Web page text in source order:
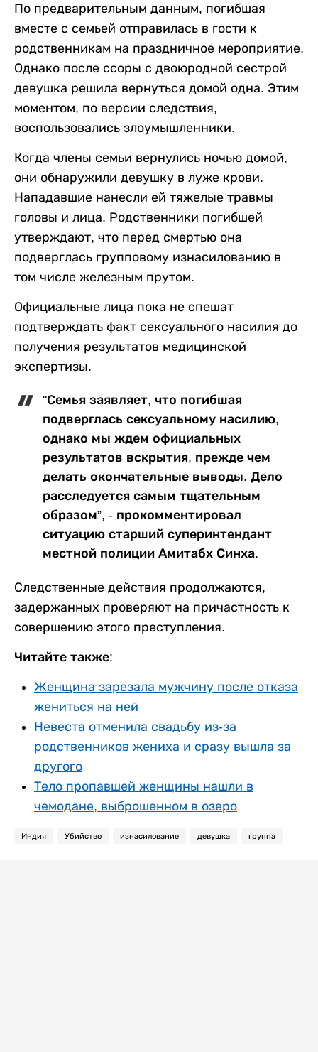
По предварительным данным, погибшая
вместе с семьей отправилась в гости к
родственникам на праздничное мероприятие.
Однако после ссоры с двоюродной сестрой
девушка решила вернуться домой одна. Этим
моментом, по версии следствия,
воспользовались злоумышленники.
Когда члены семьи вернулись ночью домой,
они обнаружили девушку в луже крови.
Нападавшие нанесли ей тяжелые травмы
головы и лица. Родственники погибшей
утверждают, что перед смертью она
подверглась групповому изнасилованию в
том числе железным прутом.
Официальные лица пока не спешат
подтверждать факт сексуального насилия до
получения результатов медицинской
экспертизы.
"Семья заявляет, что погибшая
подверглась сексуальному насилию,
однако мы ждем официальных
результатов вскрытия, прежде чем
делать окончательные выводы. Дело
расследуется самым тщательным
образом”, - прокомментировал
ситуацию старший суперинтендант
местной полиции Амитабх Синха.
Следственные действия продолжаются,
задержанных проверяют на причастность к
совершению этого преступления.
Читайте также:
Женщина зарезала мужчину после отказа
жениться на ней
Невеста отменила свадьбу из-за
родственников жениха и сразу вышла за
другого
Тело пропавшей женщины нашли в
чемодане, выброшенном в озеро
Индия Убийство изнасилование девушка группа